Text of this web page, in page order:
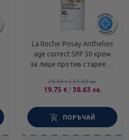
La Roche-Posay Anthelios
age correct SPF 50 крем
за лице против стареене
26.43€ / 51.69лв.
19.75 € / 38.63 лв.
ПОРЪЧАЙ